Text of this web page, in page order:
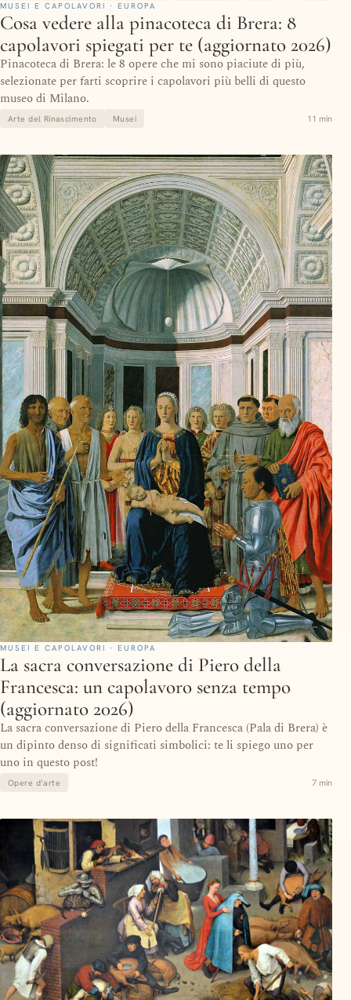
MUSEI E CAPOLAVORI · EUROPA
Cosa vedere alla pinacoteca di Brera: 8
capolavori spiegati per te (aggiornato 2026)
Pinacoteca di Brera: le 8 opere che mi sono piaciute di più,
selezionate per farti scoprire i capolavori più belli di questo
museo di Milano.
Arte del Rinascimento Musei 11 min
MUSEI E CAPOLAVORI · EUROPA
La sacra conversazione di Piero della
Francesca: un capolavoro senza tempo
(aggiornato 2026)
La sacra conversazione di Piero della Francesca (Pala di Brera) è
un dipinto denso di significati simbolici: te li spiego uno per
uno in questo post!
Opere d’arte 7 min